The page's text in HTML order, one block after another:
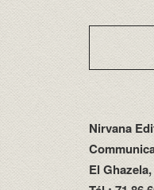
Nirvana
El Ghazela,